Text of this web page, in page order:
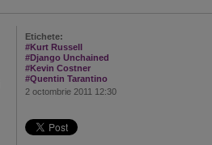
Etichete:
#Kurt Russell
#Django Unchained
#Kevin Costner
#Quentin Tarantino
2 octombrie 2011 12:30